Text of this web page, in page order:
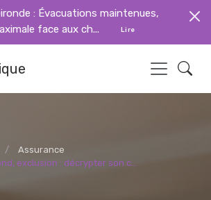
: Évacuations maintenues,
face aux ch...
Lire
Assurance
exclusion : décrypter son c...